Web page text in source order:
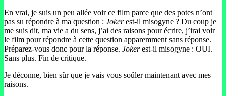
En vrai, je suis un peu allée voir ce film parce que des potes n’ont
pas su répondre à ma question : Jokerest-il misogyne ? Du coup je
me suis dit, ma vie a du sens, j’ai des raisons pour écrire, j’irai voir
le film pour répondre à cette question apparemment sans réponse.
Préparez-vous donc pour la réponse. Jokerest-il misogyne : OUI.
Sans plus. Fin de critique.
Je déconne, bien sûr que je vais vous soûler maintenant avec mes
raisons.